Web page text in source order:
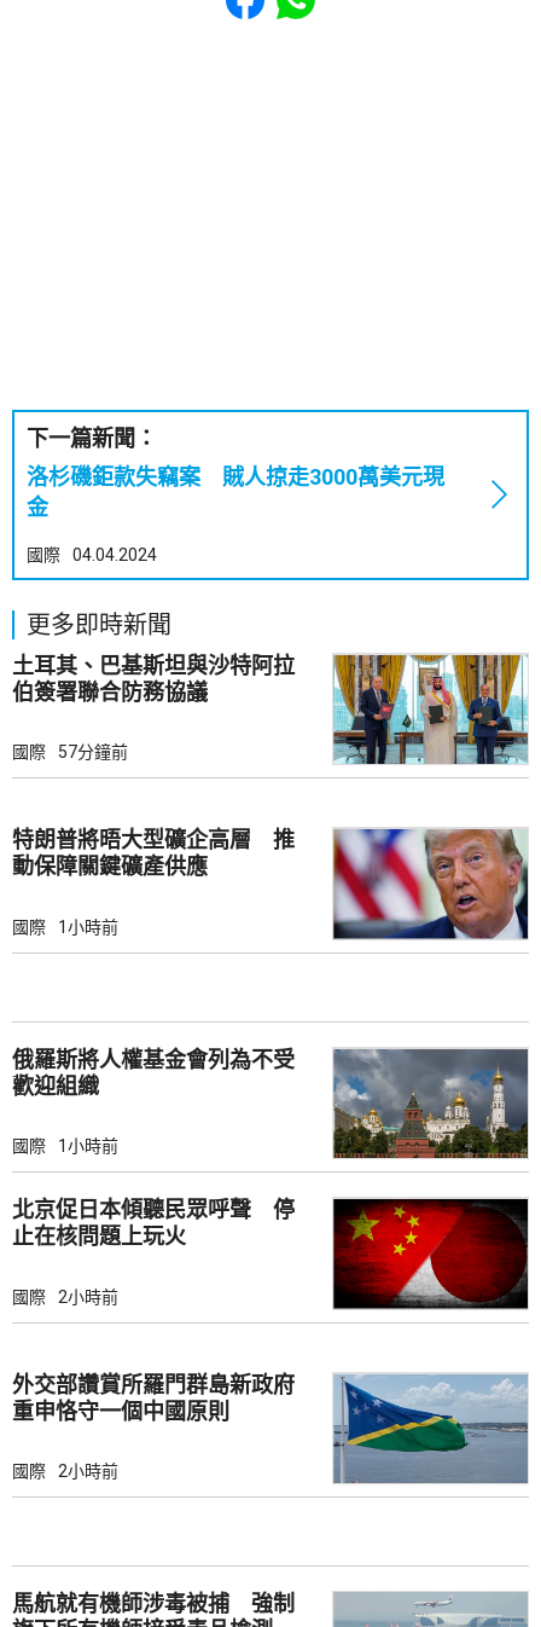
下一篇新聞：
洛杉磯鉅款失竊案 賊人掠走3000萬美元現
金
國際 04.04.2024
更多即時新聞
土耳其、巴基斯坦與沙特阿拉
伯簽署聯合防務協議
國際 57分鐘前
特朗普將晤大型礦企高層 推
動保障關鍵礦產供應
國際 1小時前
俄羅斯將人權基金會列為不受
歡迎組織
國際 1小時前
北京促日本傾聽民眾呼聲 停
止在核問題上玩火
國際 2小時前
外交部讚賞所羅門群島新政府
重申恪守一個中國原則
國際 2小時前
馬航就有機師涉毒被捕 強制